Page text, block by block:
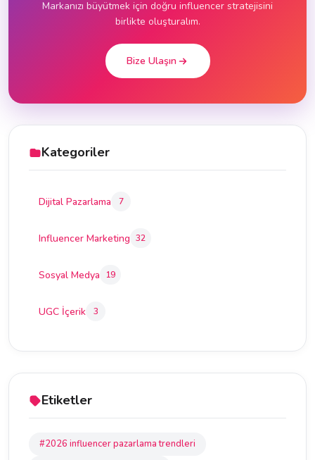
Markanızı büyütmek için doğru influencer stratejisini
birlikte oluşturalım.
Bize Ulaşın
Kategoriler
Dijital Pazarlama 7
Influencer Marketing 32
Sosyal Medya 19
UGC İçerik 3
Etiketler
#2026 influencer pazarlama trendleri